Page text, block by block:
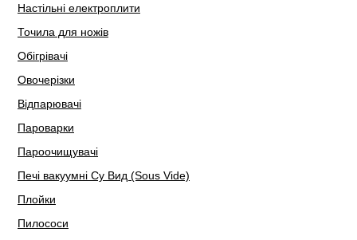
Настільні електроплити
Точила для ножів
Обігрівачі
Овочерізки
Відпарювачі
Пароварки
Пароочищувачі
Печі вакуумні Су Вид (Sous Vide)
Плойки
Пилососи